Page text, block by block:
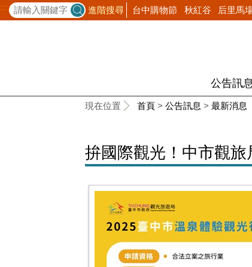
::: 進階搜尋 台中購物節 秋紅谷 后里馬
公告訊息
現在位置 首頁 > 公告訊息 > 最新消息
拚國際觀光！中市觀